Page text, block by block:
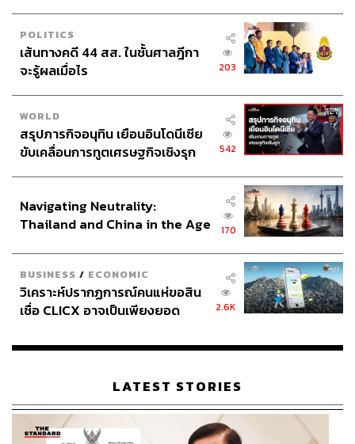
Junior Content Creator ประจำกอง
POLITICS
เส้นทางคดี 44 สส. ในชั้นศาลฎีกา
จะรู้ผลเมื่อไร
203
WORLD
สรุปภารกิจอนุทิน เยือนอินโดนีเซีย
ขับเคลื่อนการทูตเศรษฐกิจเชิงรุก
542
Navigating Neutrality:
Thailand and China in the Age
170
BUSINESS / ECONOMIC
วิเคราะห์ปรากฏการณ์คนแห่ขอสิน
เชื่อ CLICX อาจเป็นเพียงยอด
เรือนไทยที่ถูกซุกไว้
2.6K
LATEST STORIES